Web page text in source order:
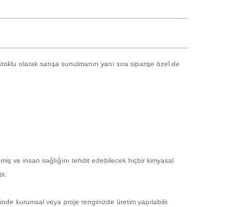
olarak satışa sunulmanın yanı sıra siparişe özel de
ve insan sağlığını tehdit edebilecek hiçbir kimyasal
kurumsal veya proje renginizde üretim yapılabilir.